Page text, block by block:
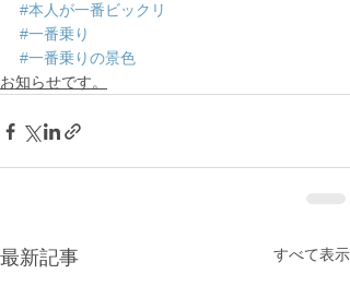
#本人が一番ビックリ
#一番乗り
#一番乗りの景色
お知らせです。
最新記事 すべて表示